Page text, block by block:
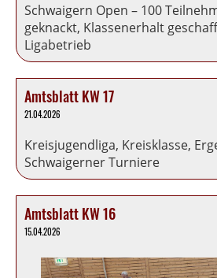
Schwaigern Open – 100
geknackt, Klassenerhalt
Ligabetrieb
Amtsblatt KW 17
21.04.2026
Kreisjugendliga, Kreisklasse,
Schwaigerner Turniere
Amtsblatt KW 16
15.04.2026